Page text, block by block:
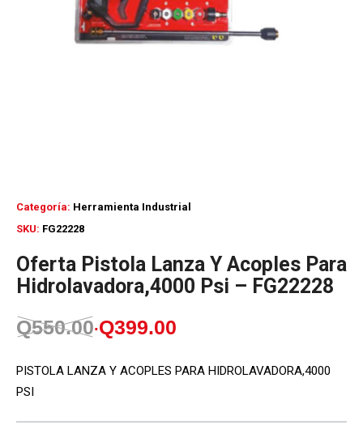
SKU: FG22228
Categoría: Herramienta Industrial
Oferta Pistola Lanza Y Acoples Para
Hidrolavadora,4000 Psi – FG22228
Q550.00
El
original
era:
Q399.00
El
actual
es:
PISTOLA LANZA Y ACOPLES PARA HIDROLAVADORA,4000
PSI